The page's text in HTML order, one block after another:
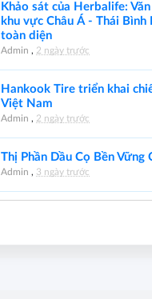
Khảo sát của Herbalife:
khu vực Châu Á - Thái
toàn diện
Admin , 2 ngày trước
Hankook Tire triển khai
Việt Nam
Admin , 2 ngày trước
Thị Phần Dầu Cọ Bền
Admin , 3 ngày trước